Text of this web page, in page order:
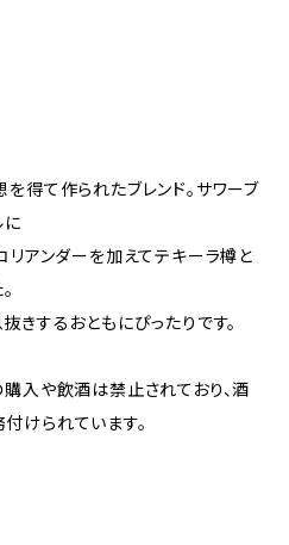
得て作られたブレンド。サワーブ
に
リアンダーを加えてテキーラ樽と
きするおともにぴったりです。
入や飲酒は禁止されており、酒
けられています。